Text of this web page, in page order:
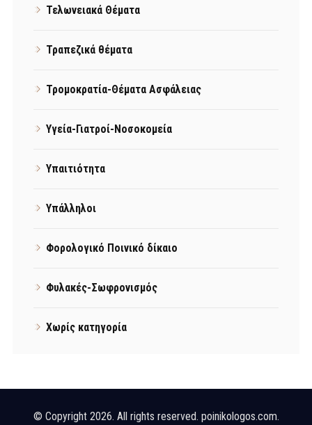
Τελωνειακά Θέματα
Τραπεζικά θέματα
Τρομοκρατία-Θέματα Ασφάλειας
Υγεία-Γιατροί-Νοσοκομεία
Υπαιτιότητα
Υπάλληλοι
Φορολογικό Ποινικό δίκαιο
Φυλακές-Σωφρονισμός
Χωρίς κατηγορία
© Copyright 2026. All rights reserved. poinikologos.com.